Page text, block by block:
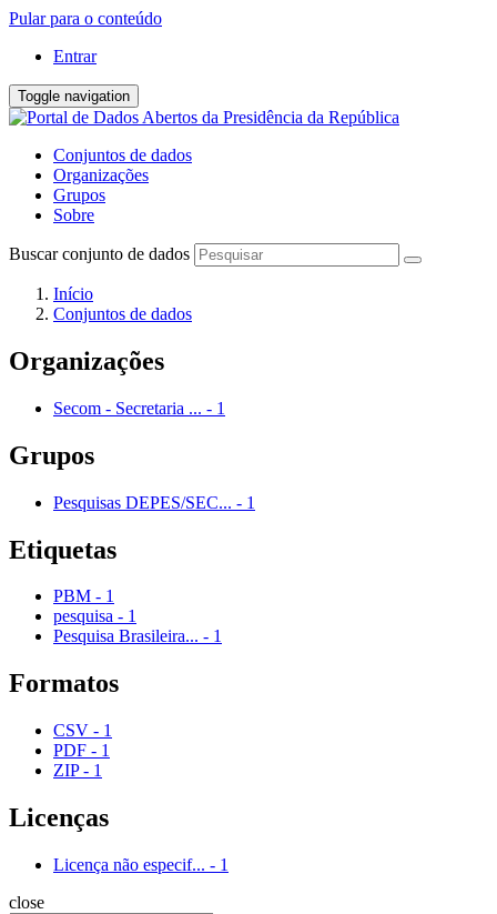
Pular para o conteúdo
Entrar
Toggle navigation
Conjuntos de dados
Organizações
Grupos
Sobre
Buscar conjunto de dados
Início
Conjuntos de dados
Organizações
Secom - Secretaria ... - 1
Grupos
Pesquisas DEPES/SEC... - 1
Etiquetas
PBM - 1
pesquisa - 1
Pesquisa Brasileira... - 1
Formatos
CSV - 1
PDF - 1
ZIP - 1
Licenças
Licença não especif... - 1
close